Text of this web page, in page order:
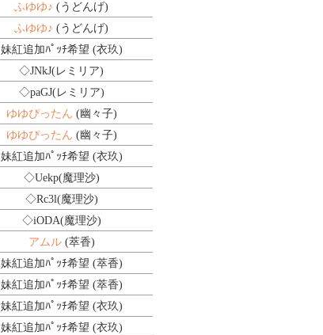
ふゆゆ♪ (うどんげ)
ふゆゆ♪ (うどんげ)
妹紅追加ﾊﾟｯﾁ希望 (衣玖)
◇JNkJ(レミリア)
◇paGJ(レミリア)
ゆゆぴったん (幽々子)
ゆゆぴったん (幽々子)
妹紅追加ﾊﾟｯﾁ希望 (衣玖)
◇Uekp(魔理沙)
◇Rc3l(魔理沙)
◇iODA(魔理沙)
アムル(萃香)
妹紅追加ﾊﾟｯﾁ希望 (萃香)
妹紅追加ﾊﾟｯﾁ希望 (萃香)
妹紅追加ﾊﾟｯﾁ希望 (衣玖)
妹紅追加ﾊﾟｯﾁ希望 (衣玖)